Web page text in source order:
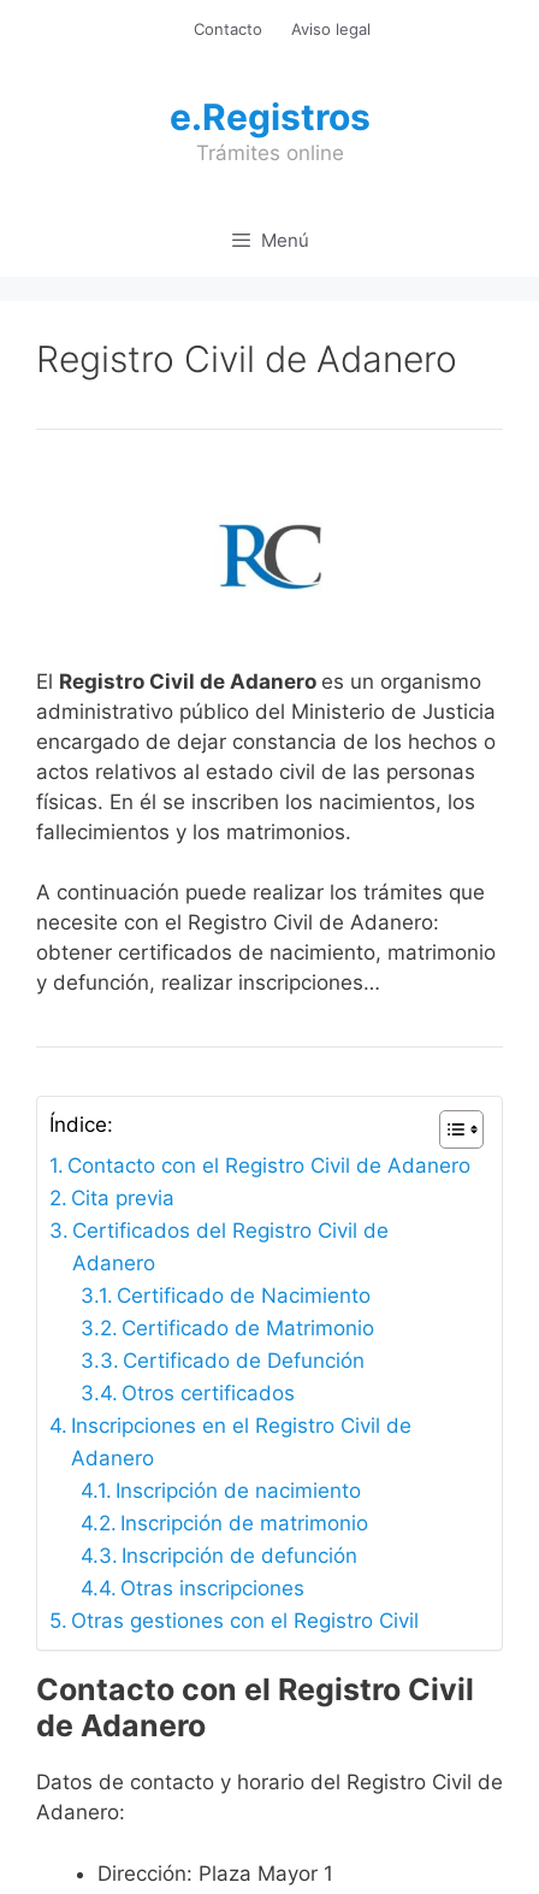
Contacto Aviso legal
e.Registros
Trámites online
Menú
Registro Civil de Adanero
El Registro Civil de Adanero es un organismo
administrativo público del Ministerio de Justicia
encargado de dejar constancia de los hechos o
actos relativos al estado civil de las personas
físicas. En él se inscriben los nacimientos, los
fallecimientos y los matrimonios.
A continuación puede realizar los trámites que
necesite con el Registro Civil de Adanero:
obtener certificados de nacimiento, matrimonio
y defunción, realizar inscripciones…
Índice:
Contacto con el Registro Civil de Adanero
Cita previa
Certificados del Registro Civil de
Adanero
Certificado de Nacimiento
Certificado de Matrimonio
Certificado de Defunción
Otros certificados
Inscripciones en el Registro Civil de
Adanero
Inscripción de nacimiento
Inscripción de matrimonio
Inscripción de defunción
Otras inscripciones
Otras gestiones con el Registro Civil
Contacto con el Registro Civil
de Adanero
Datos de contacto y horario del Registro Civil de
Adanero:
Dirección: Plaza Mayor 1